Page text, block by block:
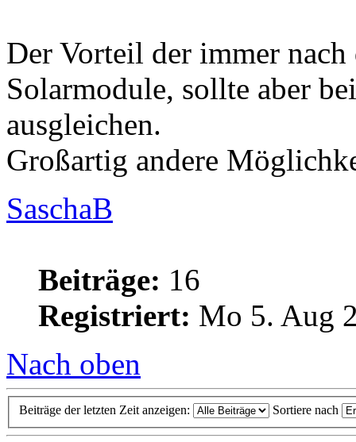
Der Vorteil der immer nach
Solarmodule, sollte aber
ausgleichen.
Großartig andere
SaschaB
Beiträge: 16
Registriert: Mo 5. Aug
Nach oben
Beiträge der letzten Zeit anzeigen: Sortiere nach